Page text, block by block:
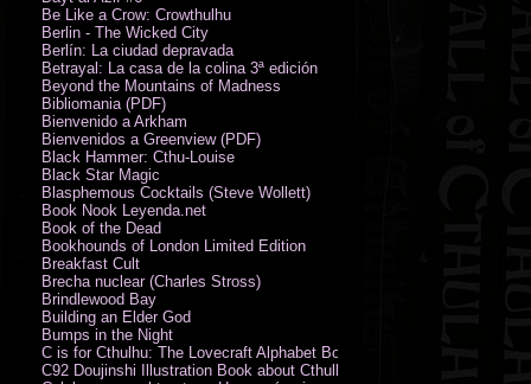
Be Like a Crow: Crowthulhu
Berlin - The Wicked City
Berlín: La ciudad depravada
Betrayal: La casa de la colina 3ª edición
Beyond the Mountains of Madness
Bibliomania (PDF)
Bienvenido a Arkham
Bienvenidos a Greenview (PDF)
Black Hammer: Cthu-Louise
Black Star Magic
Blasphemous Cocktails (Steve Wollett)
Book Nook Leyenda.net
Book of the Dead
Bookhounds of London Limited Edition
Breakfast Cult
Brecha nuclear (Charles Stross)
Brindlewood Bay
Building an Elder God
Bumps in the Night
C is for Cthulhu: The Lovecraft Alphabet Board Book
C92 Doujinshi Illustration Book about Cthulhu Mythos